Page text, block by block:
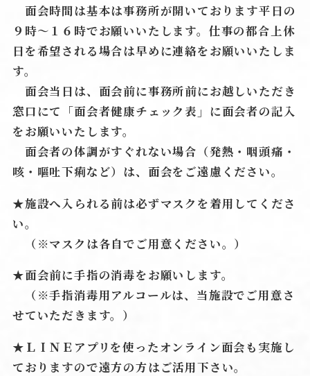
面会時間は基本は事務所が開いております平日の
９時～１６時でお願いいたします。仕事の都合上休
日を希望される場合は早めに連絡をお願いいたしま
す。
面会当日は、面会前に事務所前にお越しいただき
窓口にて「面会者健康チェック表」に面会者の記入
をお願いいたします。
面会者の体調がすぐれない場合（発熱・咽頭痛・
咳・嘔吐下痢など）は、面会をご遠慮ください。
★施設へ入られる前は必ずマスクを着用してくださ
い。
（※マスクは各自でご用意ください。）
★面会前に手指の消毒をお願いします。
（※手指消毒用アルコールは、当施設でご用意さ
せていただきます。）
★ ＬＩＮＥアプリを使ったオンライン面会も実施し
ておりますので遠方の方はご活用下さい。